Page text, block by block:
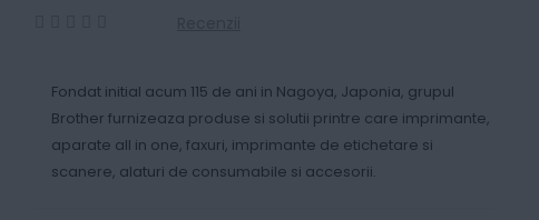
Fondat initial acum 115 de ani in Nagoya, Japonia, grupul
Brother furnizeaza produse si solutii printre care imprimante,
aparate all in one, faxuri, imprimante de etichetare si
scanere, alaturi de consumabile si accesorii.